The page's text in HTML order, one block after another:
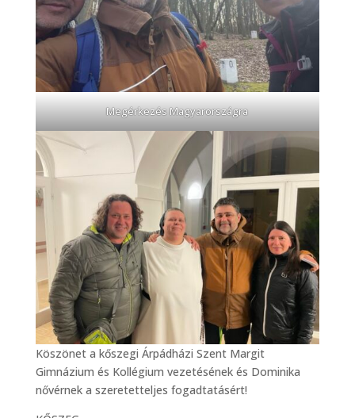
Megérkezés Magyarországra
Köszönet a kőszegi Árpádházi Szent Margit
Gimnázium és Kollégium vezetésének és Dominika
nővérnek a szeretetteljes fogadtatásért!